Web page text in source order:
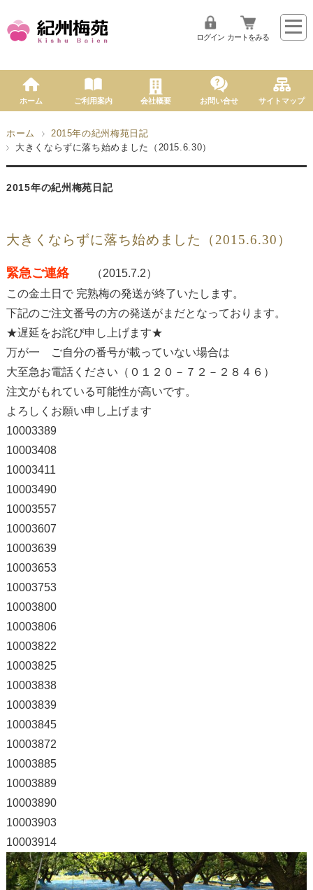
ログイン カートをみる
ホーム ご利用案内 会社概要 お問い合せ サイトマップ
ホーム
2015年の紀州梅苑日記
大きくならずに落ち始めました（2015.6.30）
2015年の紀州梅苑日記
大きくならずに落ち始めました（2015.6.30）
緊急ご連絡
（2015.7.2）
この金土日で 完熟梅の発送が終了いたします。
下記のご注文番号の方の発送がまだとなっております。
★遅延をお詫び申し上げます★
万が一 ご自分の番号が載っていない場合は
大至急お電話ください（０１２０－７２－２８４６）
注文がもれている可能性が高いです。
よろしくお願い申し上げます
10003389
10003408
10003411
10003490
10003557
10003607
10003639
10003653
10003753
10003800
10003806
10003822
10003825
10003838
10003839
10003845
10003872
10003885
10003889
10003890
10003903
10003914